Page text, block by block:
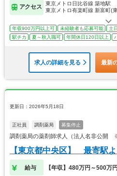
アクセス
東京メトロ日比谷線 築地駅
東京メトロ有楽町線 新富町(
年収900万円以上可 未経験者も応募可能 土
駅チカ
夏～秋入職可 年間休日120日以上
求人の詳細を見る 最新
更新日：2026年5月18日
正社員 調剤薬局 募集停止
調剤薬局の薬剤師求人（法人名非公開
【東京都中央区】 最寄駅
給与 【年収】480万円～500万